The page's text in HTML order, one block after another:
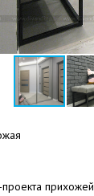
прихожей